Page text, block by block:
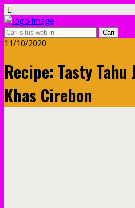
11/10/2020
Recipe: Tasty Tahu
Khas Cirebon